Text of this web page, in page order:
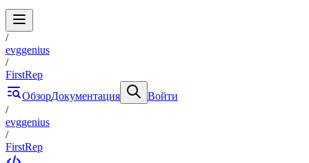
/
evggenius
/
FirstRep
ОбзорДокументация
Войти
/
evggenius
/
FirstRep